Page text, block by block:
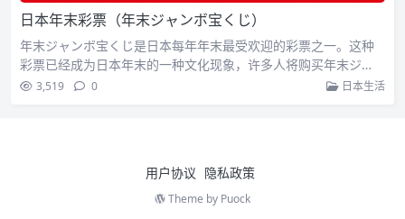
日本年末彩票（年末ジャンボ宝くじ）
年末ジャンボ宝くじ是日本每年年末最受欢迎的彩票之一。这种
彩票已经成为日本年末的一种文化现象，许多人将购买年末ジ…
3,519 0 日本生活
用户协议 隐私政策
Theme by Puock